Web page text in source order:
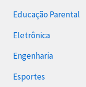
Educação Parental
Eletrônica
Engenharia
Esportes